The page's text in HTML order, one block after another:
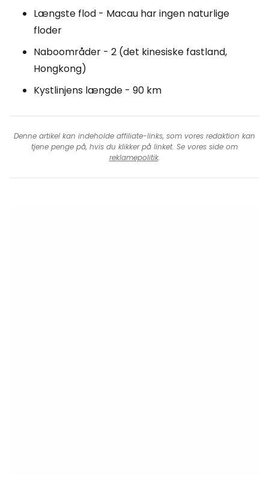
Længste flod - Macau har ingen naturlige
floder
Naboområder - 2 (det kinesiske fastland,
Hongkong)
Kystlinjens længde - 90 km
Denne artikel kan indeholde affiliate-links, som vores redaktion kan
tjene penge på, hvis du klikker på linket. Se vores side om
reklamepolitik.